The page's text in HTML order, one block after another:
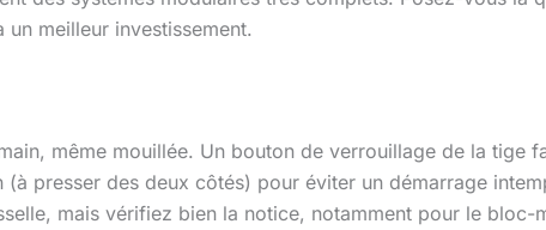
meilleur investissement.
même mouillée. Un bouton de verrouillage de la tige
presser des deux côtés) pour éviter un démarrage
mais vérifiez bien la notice, notamment pour le bloc-